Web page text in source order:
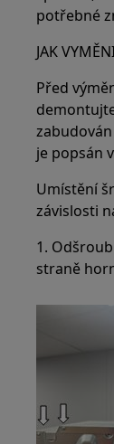
potřebné
JAK
Před
je popsán
Umístění
závislosti
1.
straně